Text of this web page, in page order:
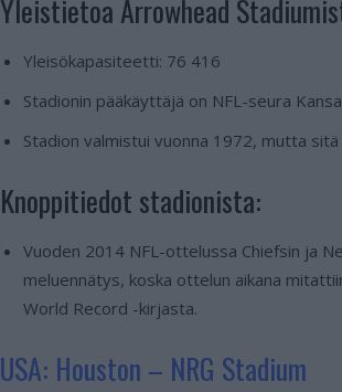
Yleistietoa Arrowhead
Yleisökapasiteetti: 76 416
Stadionin pääkäyttäjä on NFL-seura
Stadion valmistui vuonna 1972, mutta
Knoppitiedot stadionista:
Vuoden 2014 NFL-ottelussa Chiefsin ja
meluennätys, koska ottelun aikana
World Record -kirjasta.
USA: Houston – NRG Stadium